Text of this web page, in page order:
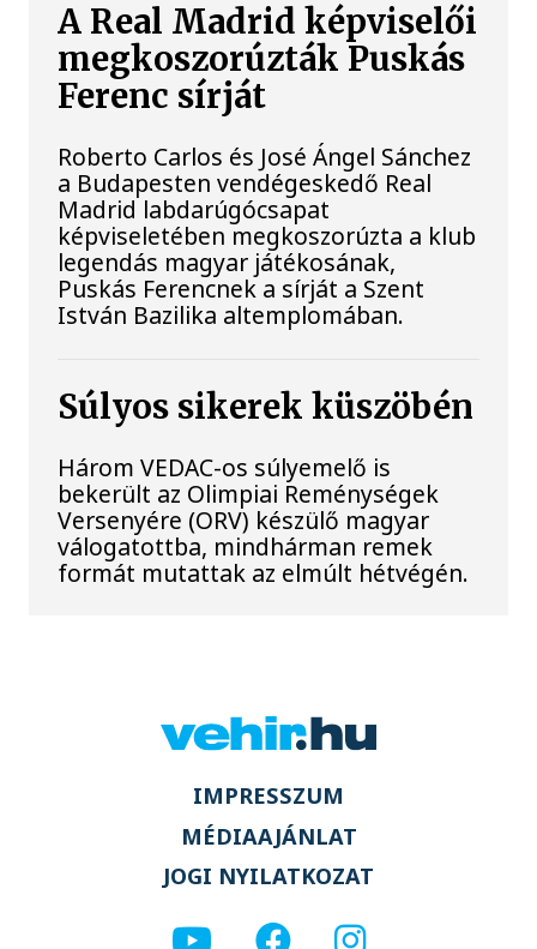
A Real Madrid képviselői
megkoszorúzták Puskás
Ferenc sírját
Roberto Carlos és José Ángel Sánchez
a Budapesten vendégeskedő Real
Madrid labdarúgócsapat
képviseletében megkoszorúzta a klub
legendás magyar játékosának,
Puskás Ferencnek a sírját a Szent
István Bazilika altemplomában.
Súlyos sikerek küszöbén
Három VEDAC-os súlyemelő is
bekerült az Olimpiai Reménységek
Versenyére (ORV) készülő magyar
válogatottba, mindhárman remek
formát mutattak az elmúlt hétvégén.
IMPRESSZUM
MÉDIAAJÁNLAT
JOGI NYILATKOZAT